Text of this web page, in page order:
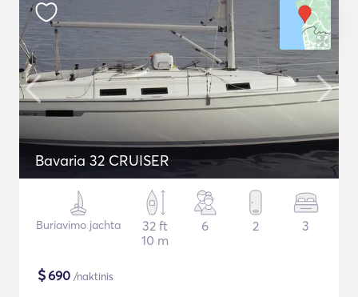
Bavaria 32 CRUISER
Buriavimo jachta
32 ft
10 m
6 2 3
$690 /naktinis